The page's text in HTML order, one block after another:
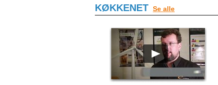
KØKKENET Se alle